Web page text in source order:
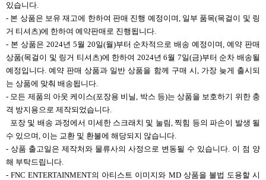
있습니다.
- 본 상품은 보유 재고에 한하여 판매 진행 예정이며, 일부 품목(목걸이 및 링
거 티셔츠)에 한하여 예약판매로 진행됩니다.
- 본 상품은 2024년 5월 20일(월)부터 순차적으로 배송 예정이며, 예약 판매
상품(목걸이 및 링거 티셔츠)에 한하여 2024년 6월 7일(금)부터 순차 배송될
예정입니다. 예약 판매 상품과 일반 상품을 함께 구매 시, 가장 늦게 출시되
는 상품에 맞춰 배송됩니다.
- 모든 제품의 아웃 케이스(포장용 비닐, 박스 등)는 상품을 보호하기 위한 충
격 방지용으로 제작되었습니다.
포장 및 배송 과정에서 미세한 스크래치 및 눌림, 찍힘 등의 파손이 발생 될
수 있으며, 이는 교환 및 환불에 해당되지 않습니다.
- 상품 출고일은 제작처와 물류사의 사정으로 변동될 수 있습니다. 이 점 양
해 부탁드립니다.
- FNC ENTERTAINMENT의 아티스트 이미지와 MD 상품을 불법 도용할 시